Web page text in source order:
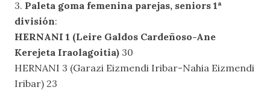
3. Paleta goma femenina parejas, seniors 1ª
división:
HERNANI 1 (Leire Galdos Cardeñoso-Ane
Kerejeta Iraolagoitia) 30
HERNANI 3 (Garazi Eizmendi Iribar-Nahia Eizmendi
Iribar) 23